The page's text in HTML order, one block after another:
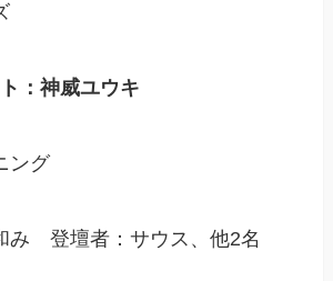
：神威ユウキ
ング
登壇者：サウス、他2名